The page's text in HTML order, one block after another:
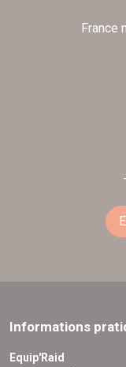
France
Informations
Equip'Raid